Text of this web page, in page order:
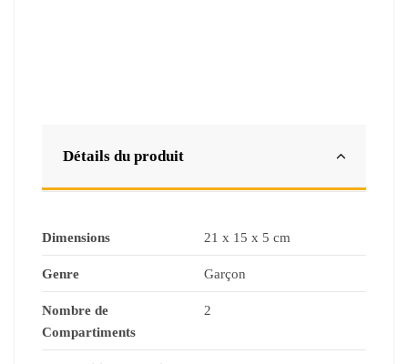
Détails du produit
Dimensions 21 x 15 x 5 cm
Genre Garçon
Nombre de
Compartiments
2